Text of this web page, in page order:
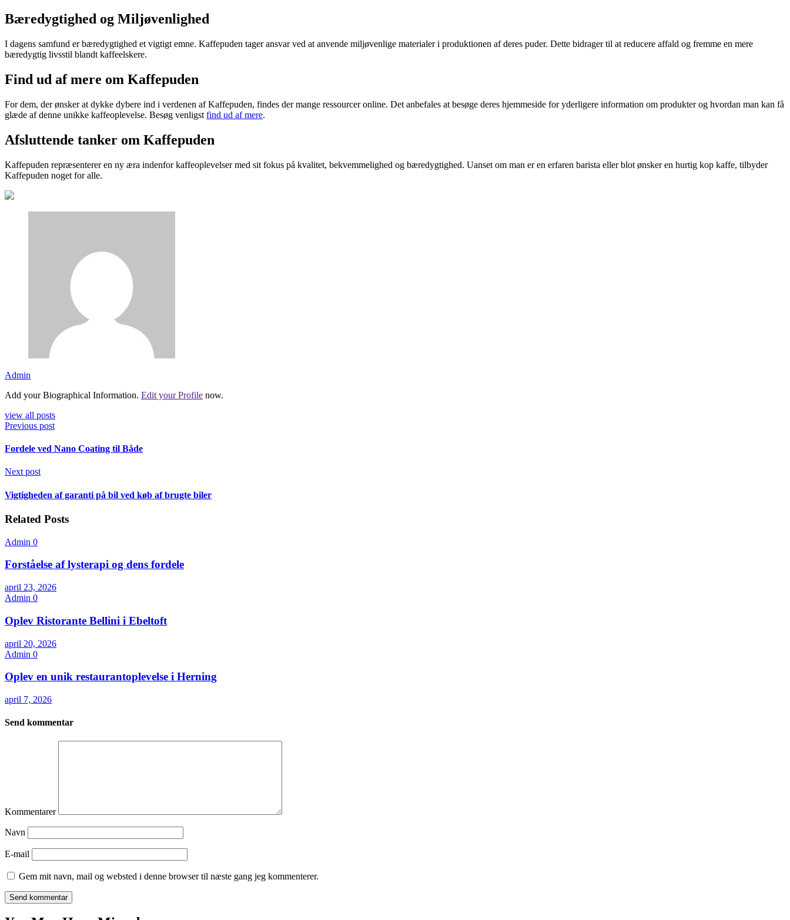
Bæredygtighed og Miljøvenlighed
I dagens samfund er bæredygtighed et vigtigt emne. Kaffepuden tager ansvar ved at anvende miljøvenlige materialer i produktionen af deres puder. Dette bidrager til at reducere affald og fremme en mere
bæredygtig livsstil blandt kaffeelskere.
Find ud af mere om Kaffepuden
For dem, der ønsker at dykke dybere ind i verdenen af Kaffepuden, findes der mange ressourcer online. Det anbefales at besøge deres hjemmeside for yderligere information om produkter og hvordan man kan få
glæde af denne unikke kaffeoplevelse. Besøg venligst find ud af mere.
Afsluttende tanker om Kaffepuden
Kaffepuden repræsenterer en ny æra indenfor kaffeoplevelser med sit fokus på kvalitet, bekvemmelighed og bæredygtighed. Uanset om man er en erfaren barista eller blot ønsker en hurtig kop kaffe, tilbyder
Kaffepuden noget for alle.
Admin
Add your Biographical Information. Edit your Profile now.
view all posts
Previous post
Fordele ved Nano Coating til Både
Next post
Vigtigheden af garanti på bil ved køb af brugte biler
Related Posts
Admin 0
Forståelse af lysterapi og dens fordele
april 23, 2026
Admin 0
Oplev Ristorante Bellini i Ebeltoft
april 20, 2026
Admin 0
Oplev en unik restaurantoplevelse i Herning
april 7, 2026
Send kommentar
Kommentarer
Navn
E-mail
Gem mit navn, mail og websted i denne browser til næste gang jeg kommenterer.